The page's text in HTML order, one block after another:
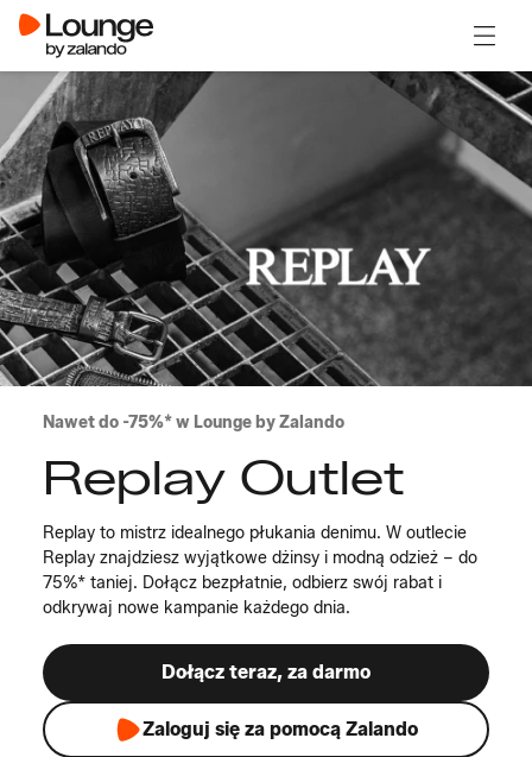
Nawet do -75%* w Lounge by Zalando
Replay Outlet
Replay to mistrz idealnego płukania denimu. W outlecie
Replay znajdziesz wyjątkowe dżinsy i modną odzież – do
75%* taniej. Dołącz bezpłatnie, odbierz swój rabat i
odkrywaj nowe kampanie każdego dnia.
Dołącz teraz, za darmo
Zaloguj się za pomocą Zalando